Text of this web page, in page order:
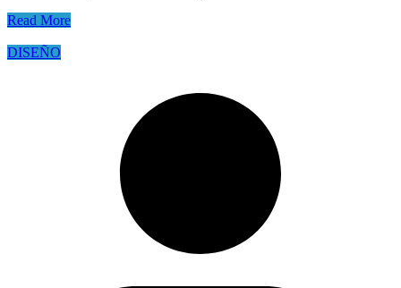
Read More
DISEÑO